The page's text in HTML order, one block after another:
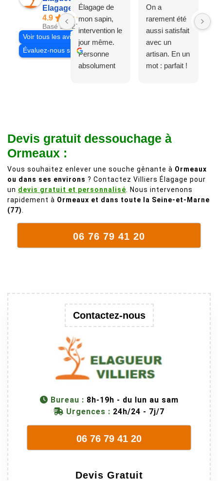
Elagage Villiers
4.9
Basé sur 27 avis
Voir tous les avis
Évaluez-nous sur
Élagage de
mon sapin,
intervention le
jour même.
Personne
absolument
comme on en
On a
rarement été
aussi satisfait
avec un
artisan. En un
mot : parfait !
débordait trop
chez les
plein de bois
mort. C'est
délicat parce
trop lourde et
donc
son équipes
connaissent
très bien leur
juste une
évidence. Et
en plus ils
sympathique.
Devis gratuit dessouchage à
Ormeaux :
Vous souhaitez enlever une souche gênante à Ormeaux
ou dans ses environs ? Contactez Villiers Élagage pour
un devis gratuit et personnalisé . Nous intervenons
rapidement à Ormeaux et dans toute la Seine-et-Marne
(77)
06 76 79 41 20
Contactez-nous
Bureau : 8h-19h - du lun au sam
Urgences : 24h/24 - 7j/7
06 76 79 41 20
Devis Gratuit